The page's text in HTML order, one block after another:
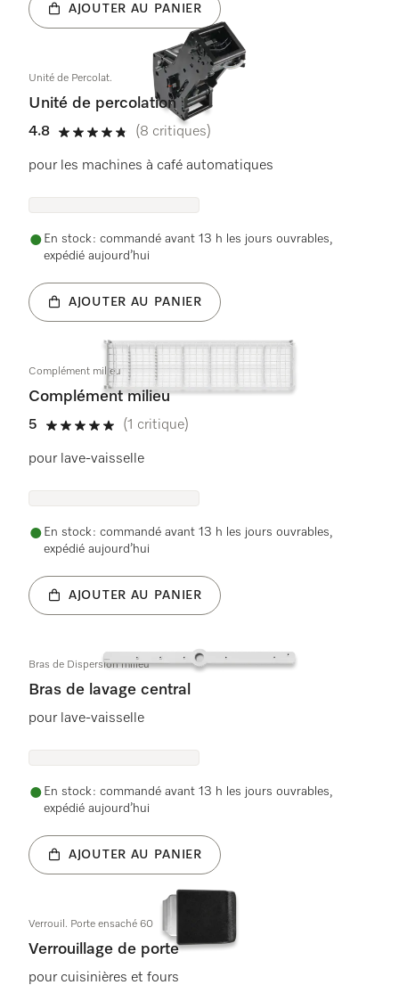
AJOUTER AU PANIER
Unité de Percolat.
Unité de percolation
4.8
4.8 étoiles sur 5
(8 critiques)
pour les machines à café automatiques
En stock : commandé avant 13 h les jours ouvrables,
expédié aujourd’hui
AJOUTER AU PANIER
Complément milieu
Complément milieu
5
5 étoiles sur 5
(1 critique)
pour lave-vaisselle
En stock : commandé avant 13 h les jours ouvrables,
expédié aujourd’hui
AJOUTER AU PANIER
Bras de Dispersion milieu
Bras de lavage central
pour lave-vaisselle
En stock : commandé avant 13 h les jours ouvrables,
expédié aujourd’hui
AJOUTER AU PANIER
Verrouil. Porte ensaché 60
Verrouillage de porte
pour cuisinières et fours